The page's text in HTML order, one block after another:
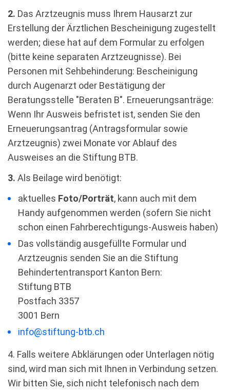
2. Das Arztzeugnis muss Ihrem Hausarzt zur
Erstellung der Ärztlichen Bescheinigung zugestellt
werden; diese hat auf dem Formular zu erfolgen
(bitte keine separaten Arztzeugnisse). Bei
Personen mit Sehbehinderung: Bescheinigung
durch Augenarzt oder Bestätigung der
Beratungsstelle "Beraten B". Erneuerungsanträge:
Wenn Ihr Ausweis befristet ist, senden Sie den
Erneuerungsantrag (Antragsformular sowie
Arztzeugnis) zwei Monate vor Ablauf des
Ausweises an die Stiftung BTB.
3. Als Beilage wird benötigt:
aktuelles Foto/Porträt, kann auch mit dem
Handy aufgenommen werden (sofern Sie nicht
schon einen Fahrberechtigungs-Ausweis haben)
Das vollständig ausgefüllte Formular und
Arztzeugnis senden Sie an die Stiftung
Behindertentransport Kanton Bern:
Stiftung BTB
Postfach 3357
3001 Bern
info@stiftung-btb.ch
4. Falls weitere Abklärungen oder Unterlagen nötig
sind, wird man sich mit Ihnen in Verbindung setzen.
Wir bitten Sie, sich nicht telefonisch nach dem